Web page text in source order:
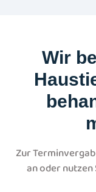
Wir
Zur
an oder nutzen